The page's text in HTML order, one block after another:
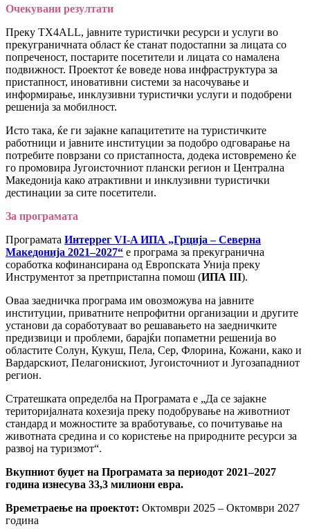
Очекувани резултати
Преку TX4ALL, јавните туристички ресурси и услуги во
прекуграничната област ќе станат подостапни за лицата со
попреченост, постарите посетители и лицата со намалена
подвижност. Проектот ќе воведе нова инфраструктура за
пристапност, иновативни системи за насочување и
информирање, инклузивни туристички услуги и подобрени
решенија за мобилност.
Исто така, ќе ги зајакне капацитетите на туристичките
работници и јавните институции за подобро одговарање на
потребите поврзани со пристапноста, додека истовремено ќе
го промовира Југоисточниот плански регион и Централна
Македонија како атрактивни и инклузивни туристички
дестинации за сите посетители.
За програмата
Програмата Интеррег VI-A ИПА „Грција – Северна
Македонија 2021–2027“ е програма за прекугранична
соработка кофинансирана од Европската Унија преку
Инструментот за претпристапна помош (ИПА III).
Оваа заедничка програма им овозможува на јавните
институции, приватните непрофитни организации и другите
установи да соработуваат во решавањето на заедничките
предизвици и проблеми, барајќи попаметни решенија во
областите Солун, Кукуш, Пела, Сер, Флорина, Кожани, како и
Вардарскиот, Пелагонискиот, Југоисточниот и Југозападниот
регион.
Стратешката определба на Програмата е „Да се зајакне
територијалната кохезија преку подобрување на животниот
стандард и можностите за вработување, со почитување на
животната средина и со користење на природните ресурси за
развој на туризмот“.
Вкупниот буџет на Програмата за периодот 2021–2027
година изнесува 33,3 милиони евра.
Времетраење на проектот: Октомври 2025 – Октомври 2027
година